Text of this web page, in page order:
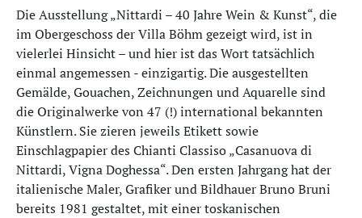
Die Ausstellung „Nittardi – 40 Jahre Wein & Kunst“, die
im Obergeschoss der Villa Böhm gezeigt wird, ist in
vielerlei Hinsicht – und hier ist das Wort tatsächlich
einmal angemessen - einzigartig. Die ausgestellten
Gemälde, Gouachen, Zeichnungen und Aquarelle sind
die Originalwerke von 47 (!) international bekannten
Künstlern. Sie zieren jeweils Etikett sowie
Einschlagpapier des Chianti Classiso „Casanuova di
Nittardi, Vigna Doghessa“. Den ersten Jahrgang hat der
italienische Maler, Grafiker und Bildhauer Bruno Bruni
bereits 1981 gestaltet, mit einer toskanischen